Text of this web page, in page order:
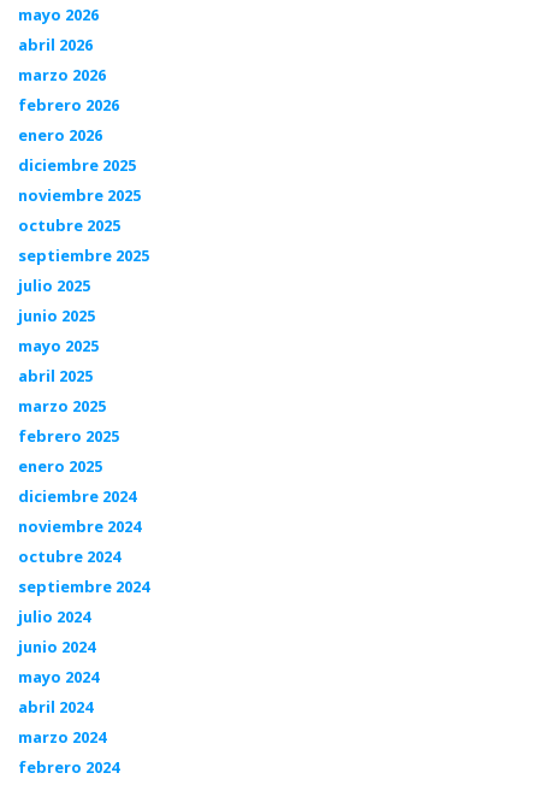
mayo 2026
abril 2026
marzo 2026
febrero 2026
enero 2026
diciembre 2025
noviembre 2025
octubre 2025
septiembre 2025
julio 2025
junio 2025
mayo 2025
abril 2025
marzo 2025
febrero 2025
enero 2025
diciembre 2024
noviembre 2024
octubre 2024
septiembre 2024
julio 2024
junio 2024
mayo 2024
abril 2024
marzo 2024
febrero 2024